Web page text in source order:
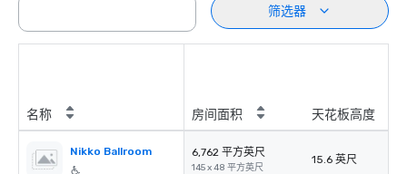
筛选器
名称 房间面积 天花板高度
Nikko Ballroom 6,762 平方英尺
145 x 48 平方英尺
15.6 英尺